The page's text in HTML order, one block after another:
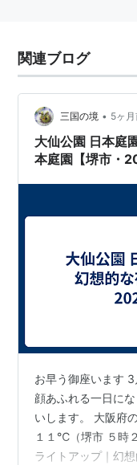
関連ブログ
三国の境 • 5ヶ
大仙公園 日本庭
本庭園【堺市・
お早う御座います
顔あふれる一日に
いします。 大阪府
１１℃（堺市 ５時
ライトアップ｜幻